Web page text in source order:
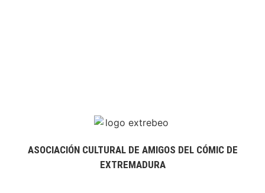
ASOCIACIÓN CULTURAL DE AMIGOS DEL CÓMIC DE
EXTREMADURA